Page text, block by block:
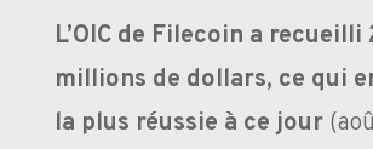
L’OIC de Filecoin a recueilli
millions de dollars, ce qui
la plus réussie à ce jour